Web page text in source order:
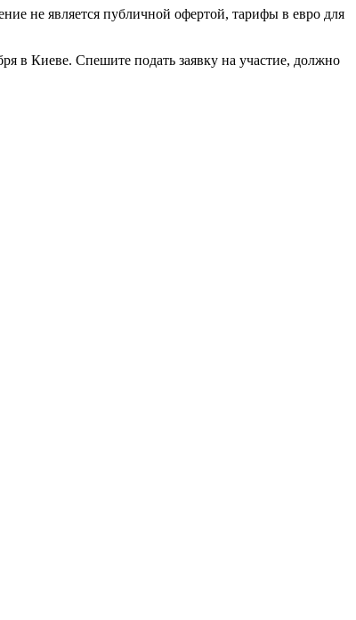
не является публичной офертой, тарифы в евро для
в Киеве. Спешите подать заявку на участие, должно